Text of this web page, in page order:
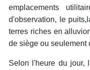
emplacements
d'observation, le
terres riches en
de siège ou seulement
Selon l'heure du jour,